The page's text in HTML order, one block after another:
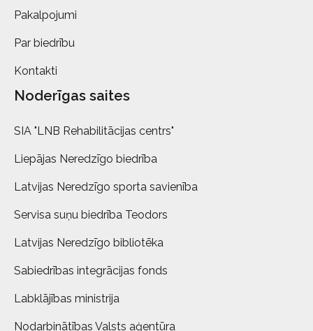
Pakalpojumi
Par biedrību
Kontakti
Noderīgas saites
SIA "LNB Rehabilitācijas centrs"
Liepājas Neredzīgo biedrība
Latvijas Neredzīgo sporta savienība
Servisa suņu biedrība Teodors
Latvijas Neredzīgo bibliotēka
Sabiedrības integrācijas fonds
Labklājības ministrija
Nodarbinātības Valsts aģentūra